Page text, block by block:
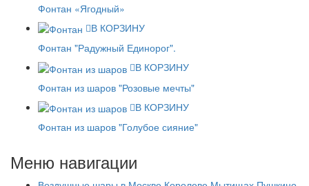
Фонтан «Ягодный»
В КОРЗИНУ
Фонтан "Радужный Единорог".
В КОРЗИНУ
Фонтан из шаров "Розовые мечты"
В КОРЗИНУ
Фонтан из шаров "Голубое сияние"
Меню навигации